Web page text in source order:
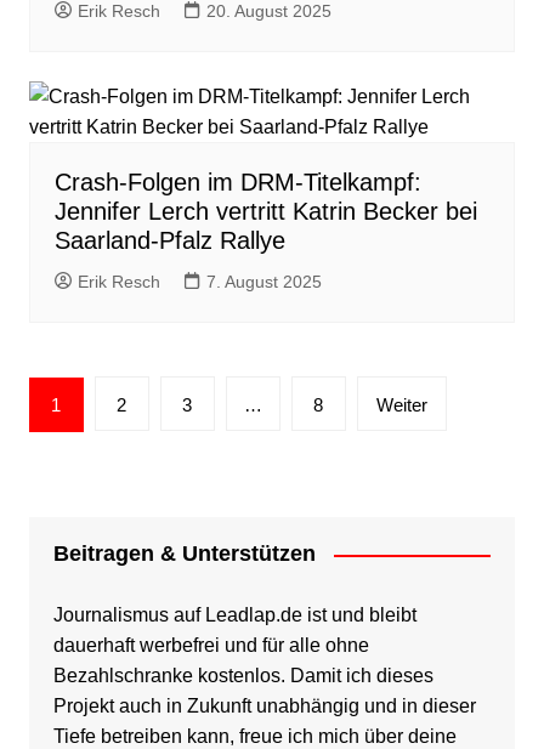
Erik Resch 20. August 2025
Crash-Folgen im DRM-Titelkampf:
Jennifer Lerch vertritt Katrin Becker bei
Saarland-Pfalz Rallye
Erik Resch 7. August 2025
Seitennummerierung
der
1 2 3 … 8 Weiter
Beitragen & Unterstützen
Journalismus auf Leadlap.de ist und bleibt
dauerhaft werbefrei und für alle ohne
Bezahlschranke kostenlos. Damit ich dieses
Projekt auch in Zukunft unabhängig und in dieser
Tiefe betreiben kann, freue ich mich über deine